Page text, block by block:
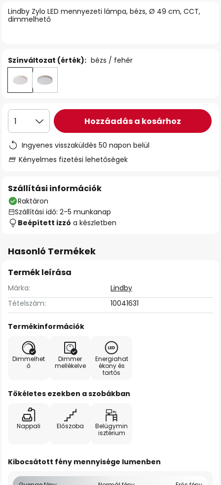
Lindby Zylo LED mennyezeti lámpa, bézs, Ø 49 cm, CCT,
dimmelhető
Színváltozat (érték): bézs / fehér
1 Hozzáadás a kosárhoz
Ingyenes visszaküldés 50 napon belül
Kényelmes fizetési lehetőségek
Szállítási információk
Raktáron
Szállítási idő: 2-5 munkanap
Beépített izzó a készletben
Hasonló Termékek
Termék leírása
Márka:
Lindby
Tételszám:
10041631
Termékinformációk
Dimmelhet
ő
Dimmer
mellékelve
Energiahat
ékony és
tartós
Tökéletes ezekben a szobákban
Nappali Előszoba
Belügymin
isztérium
Kibocsátott fény mennyisége lumenben